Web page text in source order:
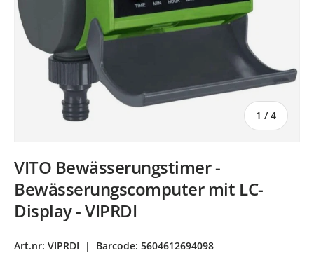
1 /von
4
VITO Bewässerungstimer -
Bewässerungscomputer mit LC-
Display - VIPRDI
Art.nr: VIPRDI | Barcode: 5604612694098